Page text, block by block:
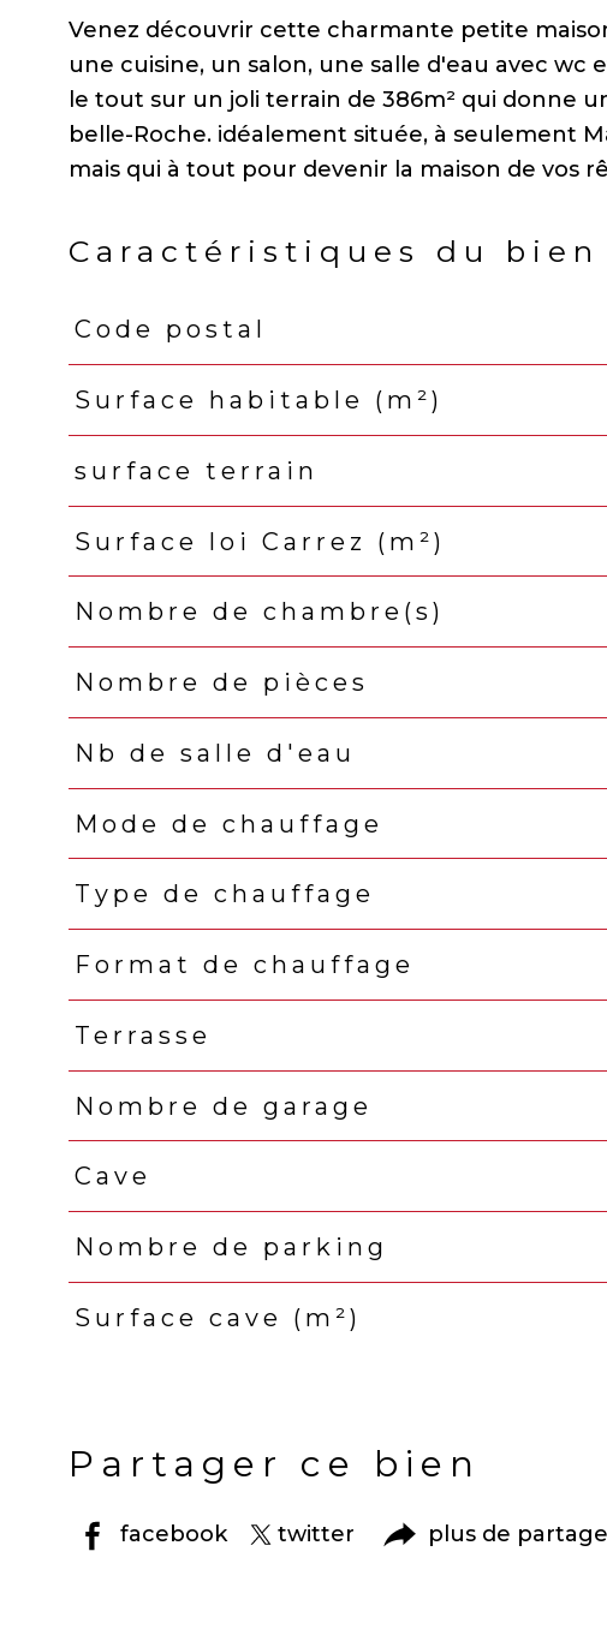
Venez découvrir cette charmante petite
une cuisine, un salon, une salle d'eau avec wc
le tout sur un joli terrain de 386m² qui donne
belle-Roche. idéalement située, à seulement
Caractéristiques du bien
Caractéristiques
Code postal
Surface habitable (m²)
surface terrain
Surface loi Carrez (m²)
Nombre de chambre(s)
Nombre de pièces
Nb de salle d'eau
Mode de chauffage
Type de chauffage
Format de chauffage
Terrasse
Nombre de garage
Cave
Nombre de parking
Surface cave (m²)
Partager ce bien
facebook twitter plus de partage